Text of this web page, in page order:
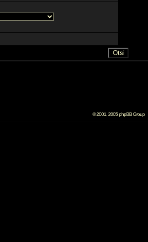
© 2001, 2005 phpBB Group